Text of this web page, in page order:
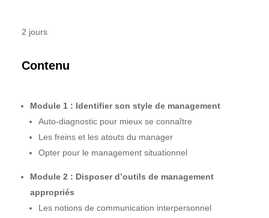
2 jours
Contenu
Module 1 : Identifier son style de management
Auto-diagnostic pour mieux se connaître
Les freins et les atouts du manager
Opter pour le management situationnel
Module 2 : Disposer d’outils de management
appropriés
Les notions de communication interpersonnel